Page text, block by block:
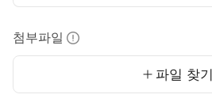
첨부파일
파일 찾기